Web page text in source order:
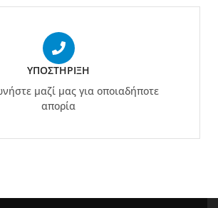
ΥΠΟΣΤΉΡΙΞΗ
μαζί μας για οποιαδήποτε
απορία